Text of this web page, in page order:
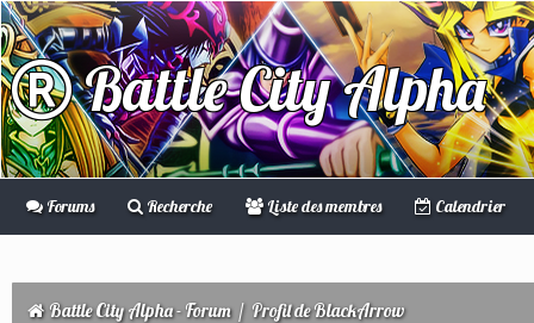
Battle City Alpha
Forums Recherche Liste des membres Calendrier
Battle City Alpha - Forum / Profil de BlackArrow